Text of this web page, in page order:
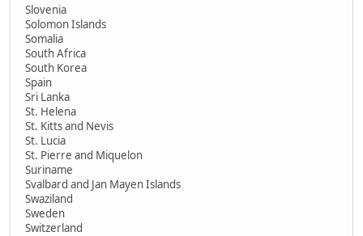
Slovenia
Solomon Islands
Somalia
South Africa
South Korea
Spain
Sri Lanka
St. Helena
St. Kitts and Nevis
St. Lucia
St. Pierre and Miquelon
Suriname
Svalbard and Jan Mayen Islands
Swaziland
Sweden
Switzerland